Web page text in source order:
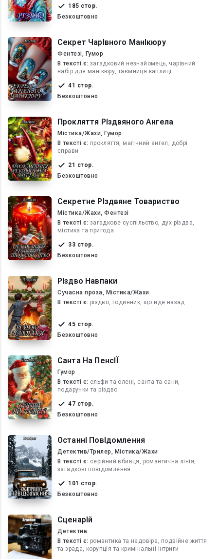
185 стор.
Безкоштовно
Секрет ЧарІвного МанІкюру
Фентезі, Гумор
В текcті є: загадковий незнайомець, чарівний
набір для манікюру, таємниця каплиці
41 стор.
Безкоштовно
Прокляття РІздвяного Ангела
Містика/Жахи, Гумор
В текcті є: прокляття, магічний ангел, добрі
справи
21 стор.
Безкоштовно
Секретне РІздвяне Товариство
Містика/Жахи, Фентезі
В текcті є: загадкове суспільство, дух різдва,
містика та пригода
33 стор.
Безкоштовно
РІздво Навпаки
Сучасна проза, Містика/Жахи
В текcті є:
різдво, годинник, що йде назад
45 стор.
Безкоштовно
Санта На ПенсІЇ
Гумор
В текcті є: ельфи та олені, санта та сани,
подарунки та різдво
47 стор.
Безкоштовно
ОстаннІ ПовІдомлення
Детектив/Трилер, Містика/Жахи
В текcті є: серійний вбивця, романтична лінія,
загадкові повідомлення
101 стор.
Безкоштовно
СценарІй
Детектив
В текcті є: романтика та недовіра, подвійне життя
та зрада, корупція та кримінальні інтриги